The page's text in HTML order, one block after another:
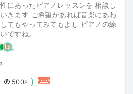
にあったピアノレッスンを 相談し
きます ご希望があれば音楽にあわ
てもやってみてもよし ピアノの練
ですね。
500P